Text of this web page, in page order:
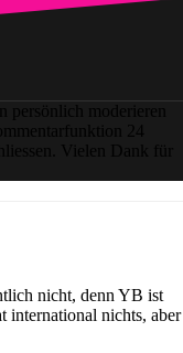
moderieren
24
Vielen Dank für
nicht, denn YB ist
international nichts, aber